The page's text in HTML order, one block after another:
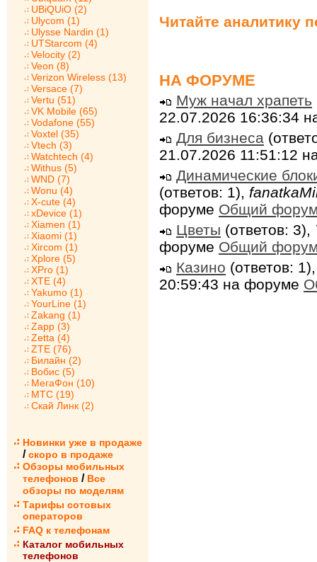
UBiQUiO (2)
Ulycom (1)
Ulysse Nardin (1)
UTStarcom (4)
Velocity (2)
Veon (8)
Verizon Wireless (13)
Versace (7)
Vertu (51)
VK Mobile (65)
Vodafone (55)
Voxtel (35)
Vtech (3)
Watchtech (4)
Withus (5)
WND (7)
Wonu (4)
X-cute (4)
xDevice (1)
Xiamen (1)
Xiaomi (1)
Xircom (1)
Xplore (5)
XPro (1)
XTE (4)
Yakumo (1)
YourLine (1)
Zakang (1)
Zapp (3)
Zetta (4)
ZTE (76)
Билайн (2)
Вобис (5)
МегаФон (10)
МТС (19)
Скай Линк (2)
Новинки уже в продаже
/ скоро в продаже
Обзоры мобильных
телефонов / Все
обзоры по моделям
Тарифы сотовых
операторов
FAQ к телефонам
Каталог мобильных
телефонов
Читайте аналитику
НА ФОРУМЕ
Муж начал храпеть
22.07.2026 16:36:34
Для бизнеса
21.07.2026 11:51:12
Динамические
(ответов: 1),
форуме Общий
Цветы (ответов: 3),
форуме Общий
Казино (ответов:
20:59:43 на форуме